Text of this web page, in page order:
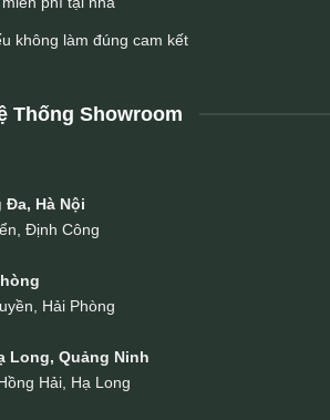
không làm đúng cam kết
Thống Showroom
Hà Nội
Định Công
Hải Phòng
Long, Quảng Ninh
Hải, Hạ Long